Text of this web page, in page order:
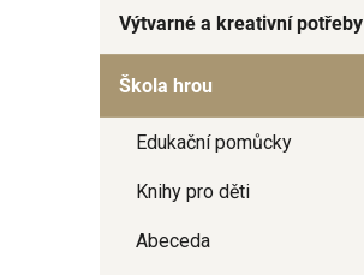
Výtvarné a kreativní potřeby
Škola hrou
Edukační pomůcky
Knihy pro děti
Abeceda